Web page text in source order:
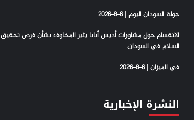
جولة السودان اليوم | 6-8-2026
الانقسام حول مشاورات أديس أبابا يثير المخاوف بشأن فرص تحقيق
السلام في السودان
في الميزان | 6-8-2026
النشرة الإخبارية